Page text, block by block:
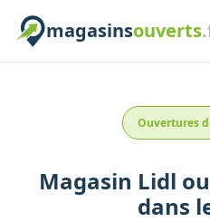
magasinsouverts
Ouvertures
Magasin Lidl
dans